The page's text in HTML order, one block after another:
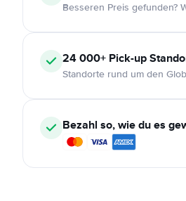
Besseren Preis gefunden?
24 000+ Pick-up
Standorte rund um den
Bezahl so, wie du es